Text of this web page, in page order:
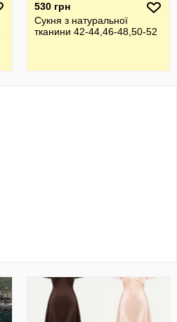
530 грн
Сукня з натуральної
тканини 42-44,46-48,50-52